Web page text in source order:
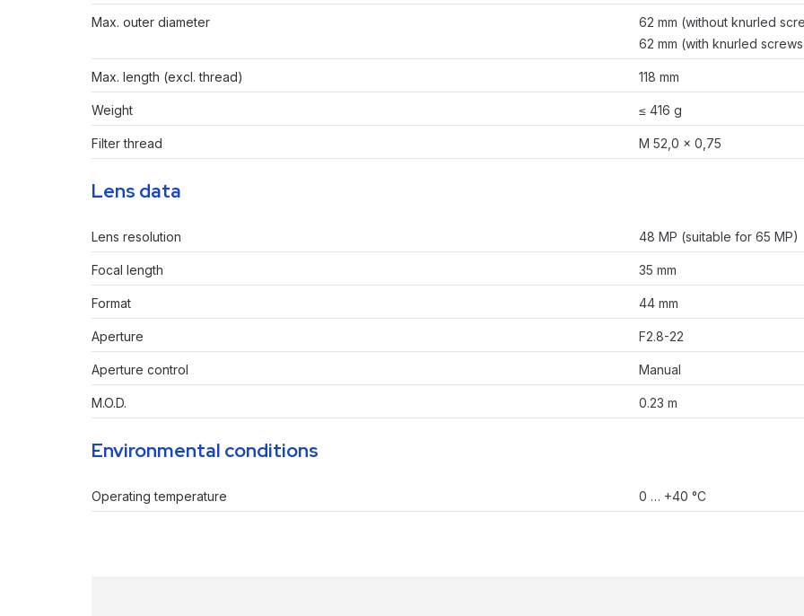
Max. outer diameter
62 mm (without knurled
62 mm (with knurled
Max. length (excl. thread) 118 mm
Weight ≤ 416 g
Filter thread M 52,0 × 0,75
Lens data
Lens resolution 48 MP (suitable for 65 MP)
Focal length 35 mm
Format 44 mm
Aperture F2.8-22
Aperture control Manual
M.O.D. 0.23 m
Environmental conditions
Operating temperature 0 … +40 °C